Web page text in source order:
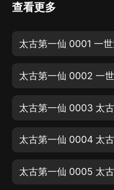
查看更多
太古第一仙 0001 一
太古第一仙 0002 一
太古第一仙 0003 太
太古第一仙 0004 太
太古第一仙 0005 太